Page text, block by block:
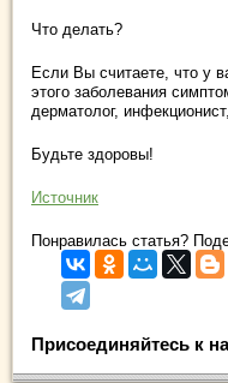
Что делать?
Если Вы считаете, что у
этого заболевания
дерматолог,
Будьте здоровы!
Источник
Понравилась статья?
Присоединяйтесь к